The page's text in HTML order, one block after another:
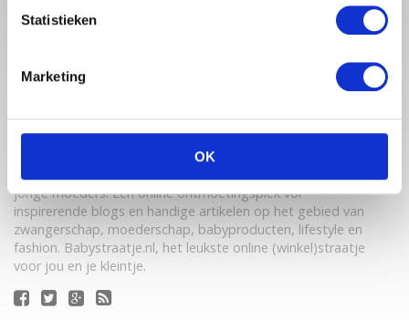
Statistieken
Marketing
OK
Babystraatje.nl is een uniek platform voor aanstaande en
jonge moeders. Een online ontmoetingsplek vol
inspirerende blogs en handige artikelen op het gebied van
zwangerschap, moederschap, babyproducten, lifestyle en
fashion. Babystraatje.nl, het leukste online (winkel)straatje
voor jou en je kleintje.